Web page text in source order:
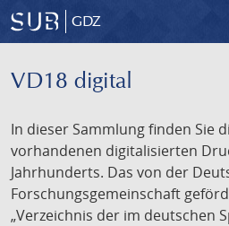
GDZ
VD18 digital
In dieser Sammlung finden Sie
vorhandenen digitalisierten
Jahrhunderts. Das von der
Forschungsgemeinschaft
„Verzeichnis der im deutschen